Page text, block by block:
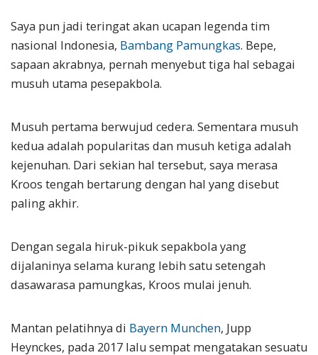
Saya pun jadi teringat akan ucapan legenda tim
nasional Indonesia, Bambang Pamungkas. Bepe,
sapaan akrabnya, pernah menyebut tiga hal sebagai
musuh utama pesepakbola.
Musuh pertama berwujud cedera. Sementara musuh
kedua adalah popularitas dan musuh ketiga adalah
kejenuhan. Dari sekian hal tersebut, saya merasa
Kroos tengah bertarung dengan hal yang disebut
paling akhir.
Dengan segala hiruk-pikuk sepakbola yang
dijalaninya selama kurang lebih satu setengah
dasawarasa pamungkas, Kroos mulai jenuh.
Mantan pelatihnya di Bayern Munchen, Jupp
Heynckes, pada 2017 lalu sempat mengatakan sesuatu